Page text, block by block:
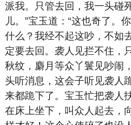
派我。只管去回，我一头碰
儿。”宝玉道：“这也奇了。
什么？我经不起这吵，不如
定要去回。袭人见拦不住，
秋纹，麝月等众丫鬟见吵闹
头听消息，这会子听见袭人
来都跪下了。宝玉忙把袭人
在床上坐下，叫众人起去，